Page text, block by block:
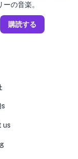
の音楽。
購読する
us